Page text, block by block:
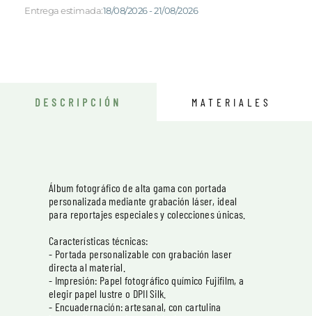
Entrega estimada:18/08/2026 - 21/08/2026
DESCRIPCIÓN MATERIALES
Álbum fotográfico de alta gama con portada
personalizada mediante grabación láser, ideal
para reportajes especiales y colecciones únicas.
Características técnicas:
- Portada personalizable con grabación laser
directa al material.
- Impresión: Papel fotográfico químico Fujifilm, a
elegir papel lustre o DPII Silk.
- Encuadernación: artesanal, con cartulina